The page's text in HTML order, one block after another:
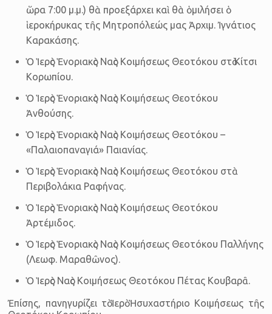
ὥρα 7:00 μ.μ.) θὰ προεξάρχει καὶ θὰ ὁμιλήσει ὁ
ἱεροκήρυκας τῆς Μητροπόλεώς μας Ἀρχιμ. Ἰγνάτιος
Καρακάσης.
Ὁ Ἱερὸς Ἑνοριακὸς Ναὸς Κοιμήσεως Θεοτόκου στὸ Κίτσι
Κορωπίου.
Ὁ Ἱερὸς Ἑνοριακὸς Ναὸς Κοιμήσεως Θεοτόκου
Ἀνθούσης.
Ὁ Ἱερὸς Ἑνοριακὸς Ναὸς Κοιμήσεως Θεοτόκου –
«Παλαιοπαναγιά» Παιανίας.
Ὁ Ἱερὸς Ἑνοριακὸς Ναὸς Κοιμήσεως Θεοτόκου στὰ
Περιβολάκια Ραφήνας.
Ὁ Ἱερὸς Ἑνοριακὸς Ναὸς Κοιμήσεως Θεοτόκου
Ἀρτέμιδος.
Ὁ Ἱερὸς Ἑνοριακὸς Ναὸς Κοιμήσεως Θεοτόκου Παλλήνης
(Λεωφ. Μαραθῶνος).
Ὁ Ἱερὸς Ναὸς Κοιμήσεως Θεοτόκου Πέτας Κουβαρᾶ.
Ἐπίσης, πανηγυρίζει τὸ Ἱερὸ Ἡσυχαστήριο Κοιμήσεως τῆς